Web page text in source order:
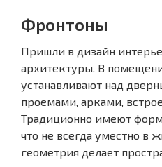
Фронтоны
Пришли в дизайн
архитектуры. В
устанавливают над
проемами, арками,
Традиционно имеют
что не всегда уместно в
геометрия делает